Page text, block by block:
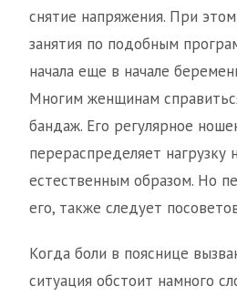
снятие напряжения. При
занятия по подобным
начала еще в начале
Многим женщинам
бандаж. Его регулярное
перераспределяет
естественным образом. Но
его, также следует
Когда боли в пояснице
ситуация обстоит намного